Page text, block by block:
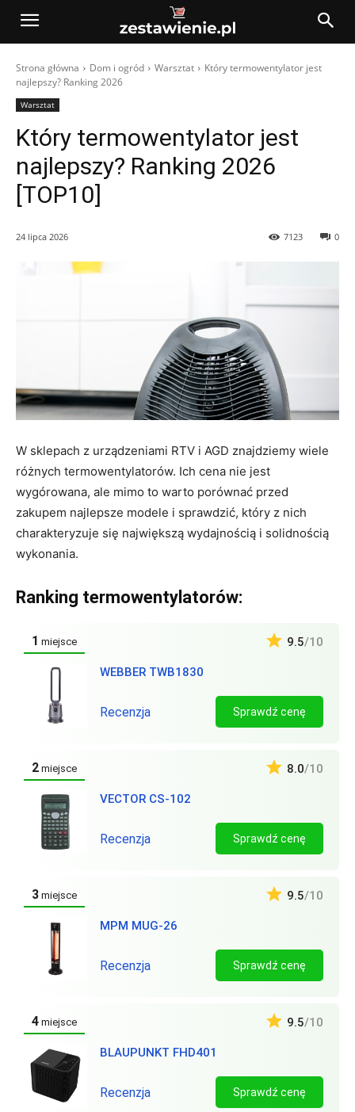
Strona główna Dom i ogród Warsztat
Który termowentylator jest
najlepszy? Ranking 2026
Warsztat
Który termowentylator jest
najlepszy? Ranking 2026
[TOP10]
24 lipca 2026 0
7123
W sklepach z urządzeniami RTV i AGD znajdziemy wiele
różnych termowentylatorów. Ich cena nie jest
wygórowana, ale mimo to warto porównać przed
zakupem najlepsze modele i sprawdzić, który z nich
charakteryzuje się największą wydajnością i solidnością
wykonania.
Ranking termowentylatorów:
1 miejsce
WEBBER TWB1830
9.5/10
Recenzja Sprawdź cenę
2 miejsce
VECTOR CS-102
8.0/10
Recenzja Sprawdź cenę
3 miejsce
MPM MUG-26
9.5/10
Recenzja Sprawdź cenę
4 miejsce
BLAUPUNKT FHD401
9.5/10
Recenzja Sprawdź cenę